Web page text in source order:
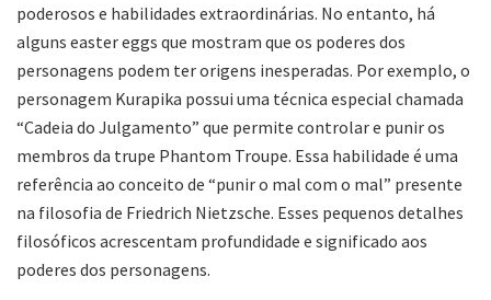
poderosos e habilidades extraordinárias. No entanto, há
alguns easter eggs que mostram que os poderes dos
personagens podem ter origens inesperadas. Por exemplo, o
personagem Kurapika possui uma técnica especial chamada
“Cadeia do Julgamento” que permite controlar e punir os
membros da trupe Phantom Troupe. Essa habilidade é uma
referência ao conceito de “punir o mal com o mal” presente
na filosofia de Friedrich Nietzsche. Esses pequenos detalhes
filosóficos acrescentam profundidade e significado aos
poderes dos personagens.